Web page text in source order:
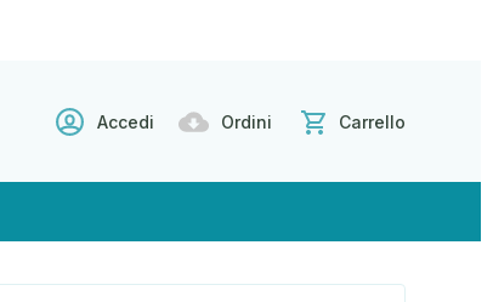
Accedi Ordini Carrello